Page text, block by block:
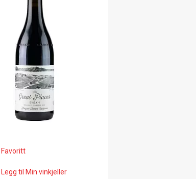
Favoritt
Legg til Min vinkjeller